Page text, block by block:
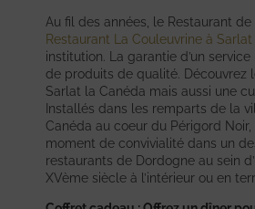
Au fil des années, le Restaurant de
Restaurant La Couleuvrine à Sarlat
institution. La garantie d’un
de produits de qualité. Découvrez
Sarlat la Canéda mais aussi une
Installés dans les remparts de la
Canéda au coeur du Périgord
moment de convivialité dans un
restaurants de Dordogne au sein
XVème siècle à l’intérieur ou en